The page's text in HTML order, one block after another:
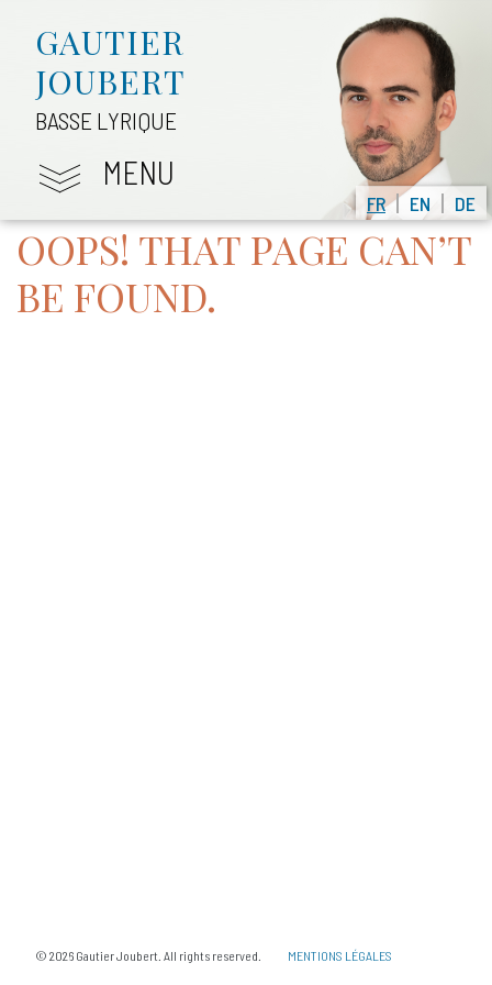
FR EN DE
GAUTIER
JOUBERT
BASSE LYRIQUE
MENU
OOPS! THAT PAGE CAN’T
BE FOUND.
© 2026 Gautier Joubert. All rights reserved. MENTIONS LÉGALES